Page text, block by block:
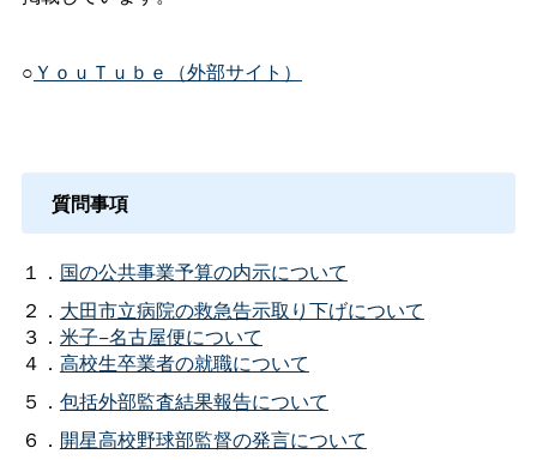
○ＹｏｕＴｕｂｅ（外部サイト）
質問事項
１． 国の公共事業予算の内示について
２． 大田市立病院の救急告示取り下げについて
３． 米子−名古屋便について
４． 高校生卒業者の就職について
５． 包括外部監査結果報告について
６． 開星高校野球部監督の発言について